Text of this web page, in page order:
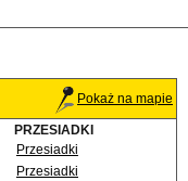
Pokaż na mapie
PRZESIADKI
Przesiadki
Przesiadki